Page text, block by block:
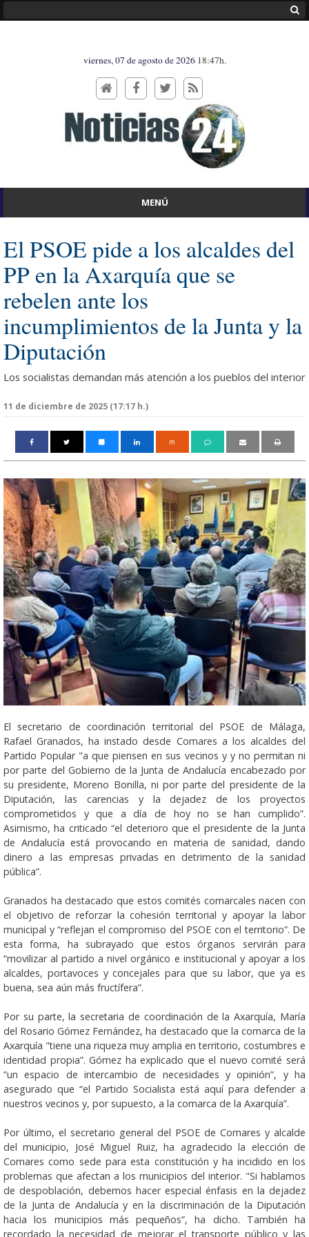
viernes, 07 de agosto de 2026 18:47h.
MENÚ
El PSOE pide a los alcaldes del
PP en la Axarquía que se
rebelen ante los
incumplimientos de la Junta y la
Diputación
Los socialistas demandan más atención a los pueblos del interior
11 de diciembre de 2025 (17:17 h.)
m
El secretario de coordinación territorial del PSOE de Málaga,
Rafael Granados, ha instado desde Comares a los alcaldes del
Partido Popular "a que piensen en sus vecinos y y no permitan ni
por parte del Gobierno de la Junta de Andalucía encabezado por
su presidente, Moreno Bonilla, ni por parte del presidente de la
Diputación, las carencias y la dejadez de los proyectos
comprometidos y que a día de hoy no se han cumplido”.
Asimismo, ha criticado “el deterioro que el presidente de la Junta
de Andalucía está provocando en materia de sanidad, dando
dinero a las empresas privadas en detrimento de la sanidad
pública”.
Granados ha destacado que estos comités comarcales nacen con
el objetivo de reforzar la cohesión territorial y apoyar la labor
municipal y “reflejan el compromiso del PSOE con el territorio”. De
esta forma, ha subrayado que estos órganos servirán para
“movilizar al partido a nivel orgánico e institucional y apoyar a los
alcaldes, portavoces y concejales para que su labor, que ya es
buena, sea aún más fructífera”.
Por su parte, la secretaria de coordinación de la Axarquía, María
del Rosario Gómez Fernández, ha destacado que la comarca de la
Axarquía "tiene una riqueza muy amplia en territorio, costumbres e
identidad propia”. Gómez ha explicado que el nuevo comité será
“un espacio de intercambio de necesidades y opinión”, y ha
asegurado que “el Partido Socialista está aquí para defender a
nuestros vecinos y, por supuesto, a la comarca de la Axarquía”.
Por último, el secretario general del PSOE de Comares y alcalde
del municipio, José Miguel Ruiz, ha agradecido la elección de
Comares como sede para esta constitución y ha incidido en los
problemas que afectan a los municipios del interior. "Si hablamos
de despoblación, debemos hacer especial énfasis en la dejadez
de la Junta de Andalucía y en la discriminación de la Diputación
hacia los municipios más pequeños”, ha dicho. También ha
recordado la necesidad de mejorar el transporte público y las